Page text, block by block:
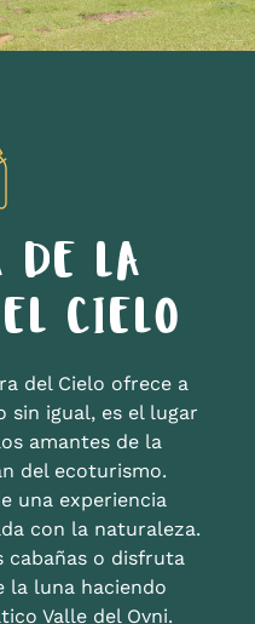
DE LA
CIELO
del Cielo ofrece a
sin igual, es el lugar
amantes de la
del ecoturismo.
una experiencia
con la naturaleza.
cabañas o disfruta
la luna haciendo
Valle del Ovni.